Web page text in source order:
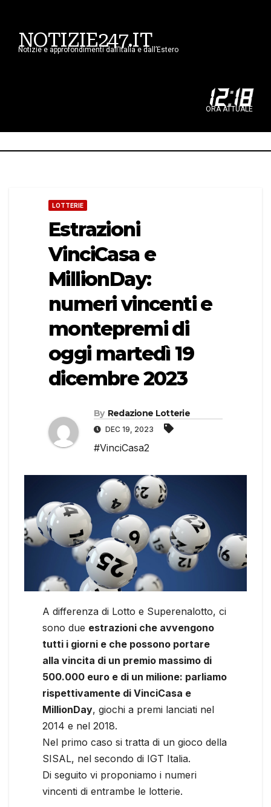
NOTIZIE247.IT
Notizie e approfondimenti dall’Italia e dall’Estero
12:18
ORA ATTUALE
LOTTERIE
Estrazioni
VinciCasa e
MillionDay:
numeri vincenti e
montepremi di
oggi martedì 19
dicembre 2023
By Redazione Lotterie
DEC 19, 2023
#VinciCasa2
A differenza di Lotto e Superenalotto, ci
sono due estrazioni che avvengono
tutti i giorni e che possono portare
alla vincita di un premio massimo di
500.000 euro e di un milione: parliamo
rispettivamente di VinciCasa e
MillionDay, giochi a premi lanciati nel
2014 e nel 2018.
Nel primo caso si tratta di un gioco della
SISAL, nel secondo di IGT Italia.
Di seguito vi proponiamo i numeri
vincenti di entrambe le lotterie.